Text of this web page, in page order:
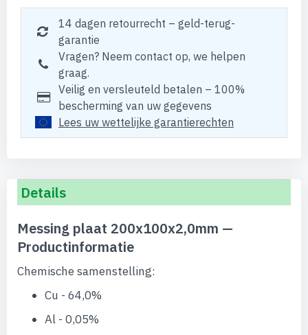
14 dagen retourrecht – geld-terug-
garantie
Vragen? Neem contact op, we helpen
graag.
Veilig en versleuteld betalen – 100%
bescherming van uw gegevens
Lees uw wettelijke garantierechten
Details
Messing plaat 200x100x2,0mm —
Productinformatie
Chemische samenstelling:
Cu - 64,0%
Al - 0,05%